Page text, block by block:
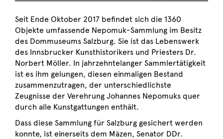
Seit Ende Oktober 2017 befindet sich die 1360
Objekte umfassende Nepomuk-Sammlung im Besitz
des Dommuseums Salzburg. Sie ist das Lebenswerk
des Innsbrucker Kunsthistorikers und Priesters Dr.
Norbert Möller. In jahrzehntelanger Sammlertätigkeit
ist es ihm gelungen, diesen einmaligen Bestand
zusammenzutragen, der unterschiedlichste
Zeugnisse der Verehrung Johannes Nepomuks quer
durch alle Kunstgattungen enthält.
Dass diese Sammlung für Salzburg gesichert werden
konnte, ist einerseits dem Mäzen, Senator DDr.